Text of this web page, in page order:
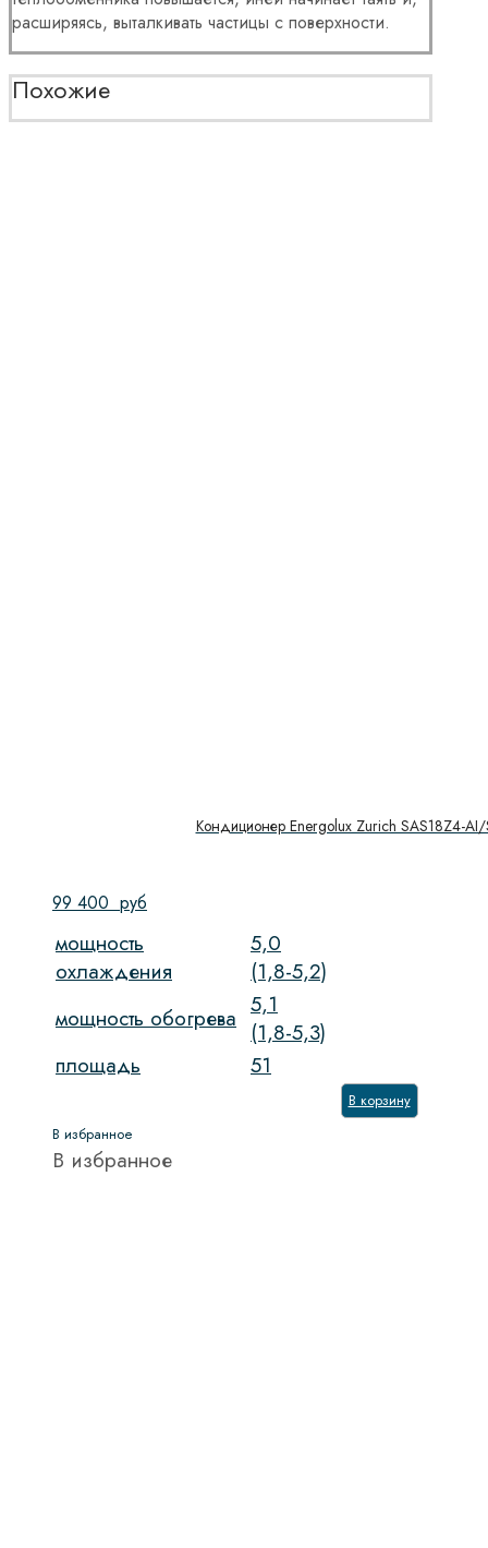
расширяясь, выталкивать частицы с поверхности.
Похожие
Кондиционер Energolux Zurich SAS18Z4-AI/
99 400 руб
мощность
охлаждения
5,0
(1,8-5,2)
мощность обогрева 5,1
(1,8-5,3)
площадь
51
В корзину
В избранное
В избранное